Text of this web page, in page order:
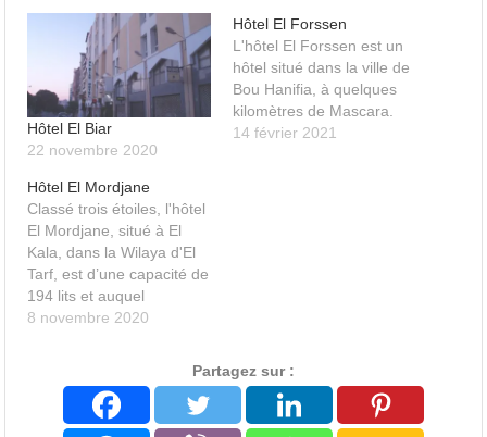
Hôtel El Biar
22 novembre 2020
Hôtel El Forssen
L'hôtel El Forssen est un
hôtel situé dans la ville de
Bou Hanifia, à quelques
kilomètres de Mascara.
14 février 2021
Hôtel El Mordjane
Classé trois étoiles, l'hôtel
El Mordjane, situé à El
Kala, dans la Wilaya d'El
Tarf, est d’une capacité de
194 lits et auquel
s’ajoutera une future
thalassothérapie. En bord
de mer, l'hôtel dispose de
103 chambres, et sa
propre plage privée.
8 novembre 2020
Partagez sur :